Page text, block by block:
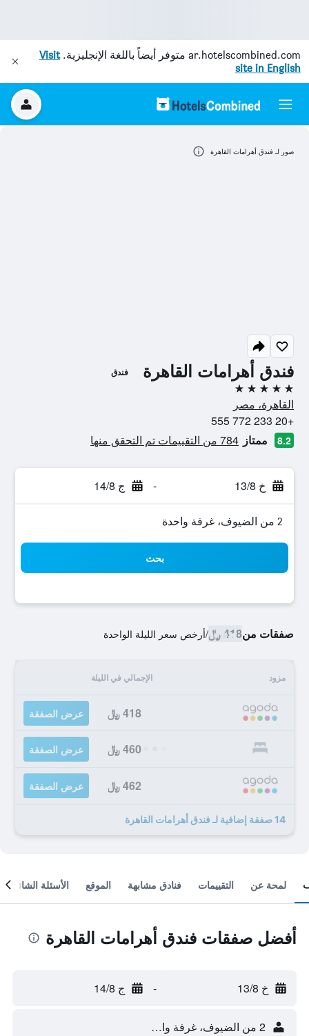
ar.hotelscombined.com متوفر أيضاً باللغة الإنجليزية.Visit
site in English
فندق أهرامات القاهرة فندق
5 نجوم
القاهرة، مصر
+20 233 772 555
8.2 ممتاز 784 من التقييمات تم التحقق منها
خ 13/8 - ج 14/8
2 من الضيوف، غرفة واحدة
بحث
صفقات من418 ﷼ /أرخص سعر الليلة الواحدة
مزود الإجمالي في الليلة
418 ﷼ عرض الصفقة
460 ﷼ عرض الصفقة
462 ﷼ عرض الصفقة
14 صفقة إضافية لـ فندق أهرامات القاهرة
صور لـ فندق أهرامات القاهرة
لمحة عن التقييمات فنادق مشابهة الموقع الأسئلة الشائعة
أفضل صفقات فندق أهرامات القاهرة
خ 13/8 - ج 14/8
2 من الضيوف، غرفة واحدة